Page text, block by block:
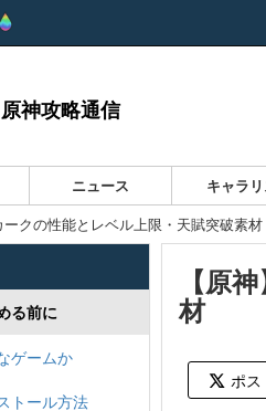
原神攻略通信
ニュース キャラ
ークの性能とレベル上限・天賦突破素材
る前に
ゲームか
トール方法
【原
材
ポス